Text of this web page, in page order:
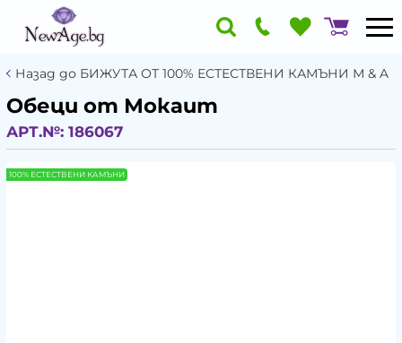
Назад до БИЖУТА ОТ 100% ЕСТЕСТВЕНИ КАМЪНИ М & A
Обеци от Мокаит
АРТ.№: 186067
100% ЕСТЕСТВЕНИ КАМЪНИ